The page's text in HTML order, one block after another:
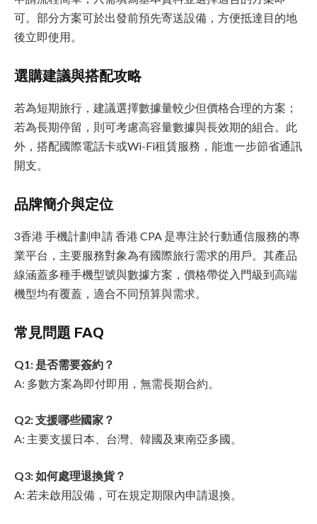
可。部分方案可於出發前預先寄送設備，方便抵達目的地
後立即使用。
選購建議與搭配攻略
若為短期旅行，建議選擇數據量較少但價格合理的方案；
若為長期停留，則可考慮高容量數據與長效期的組合。此
外，搭配國際電話卡或Wi-Fi租賃服務，能進一步節省通訊
開支。
品牌簡介與定位
3香港 手機計劃申請 香港 CPA 是專注於行動通信服務的專
業平台，主要服務對象為有國際旅行需求的用戶。其產品
線涵蓋多種手機型號與數據方案，價格帶從入門級到高端
機型均有覆蓋，適合不同預算與需求。
常見問題 FAQ
Q1: 是否需要簽約？
A: 多數方案為即付即用，無需長期合約。
Q2: 支援哪些國家？
A: 主要支援日本、台灣、韓國及東南亞多國。
Q3: 如何處理退換貨？
A: 若未啟用設備，可在規定期限內申請退換。